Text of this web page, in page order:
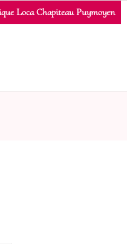
Loca Chapiteau Puymoyen